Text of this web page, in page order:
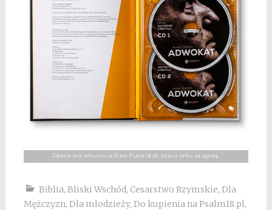
Biblia, Bliski Wschód, Cesarstwo Rzymskie, Dla
Mężczyzn, Dla młodzieży, Do kupienia na Psalm18.pl,